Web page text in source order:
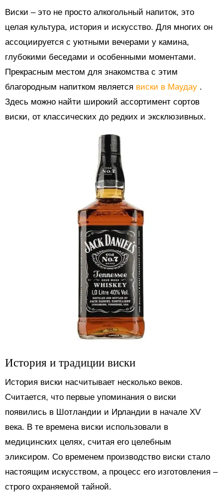
Виски – это не просто алкогольный напиток, это
целая культура, история и искусство. Для многих он
ассоциируется с уютными вечерами у камина,
глубокими беседами и особенными моментами.
Прекрасным местом для знакомства с этим
благородным напитком является виски в Маудау .
Здесь можно найти широкий ассортимент сортов
виски, от классических до редких и эксклюзивных.
История и традиции виски
История виски насчитывает несколько веков.
Считается, что первые упоминания о виски
появились в Шотландии и Ирландии в начале XV
века. В те времена виски использовали в
медицинских целях, считая его целебным
эликсиром. Со временем производство виски стало
настоящим искусством, а процесс его изготовления –
строго охраняемой тайной.